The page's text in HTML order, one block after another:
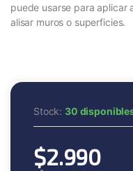
puede usarse para aplicar
alisar muros o superficies.
Stock: 30
$2.990